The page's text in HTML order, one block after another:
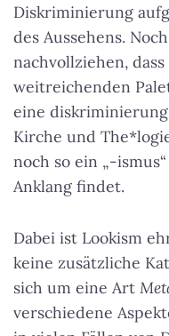
Diskriminierung
des Aussehens.
nachvollziehen,
weitreichenden
eine
Kirche und
noch so ein „-
Anklang findet.
Dabei ist Lookism
keine zusätzliche
sich um eine Art
verschiedene